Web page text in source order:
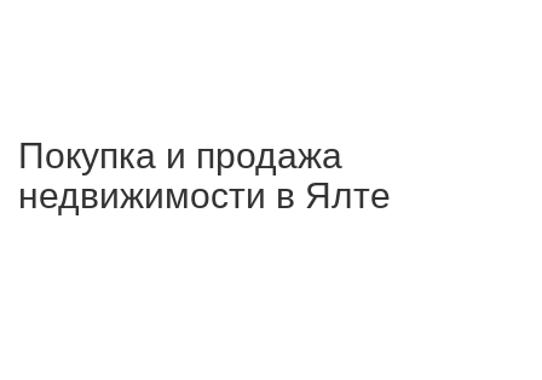
Покупка и продажа
недвижимости в Ялте